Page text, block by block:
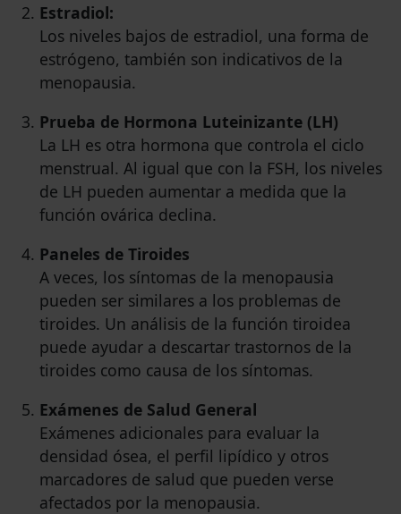
Estradiol:
Los niveles bajos de estradiol, una forma de
estrógeno, también son indicativos de la
menopausia.
Prueba de Hormona Luteinizante (LH)
La LH es otra hormona que controla el ciclo
menstrual. Al igual que con la FSH, los niveles
de LH pueden aumentar a medida que la
función ovárica declina.
Paneles de Tiroides
A veces, los síntomas de la menopausia
pueden ser similares a los problemas de
tiroides. Un análisis de la función tiroidea
puede ayudar a descartar trastornos de la
tiroides como causa de los síntomas.
Exámenes de Salud General
Exámenes adicionales para evaluar la
densidad ósea, el perfil lipídico y otros
marcadores de salud que pueden verse
afectados por la menopausia.